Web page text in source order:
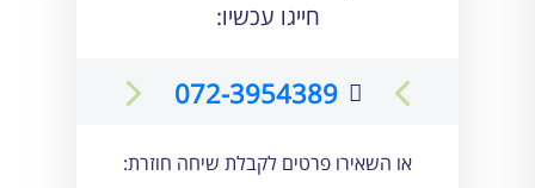
חייגו עכשיו:
072-3954389
או השאירו פרטים לקבלת שיחה חוזרת: